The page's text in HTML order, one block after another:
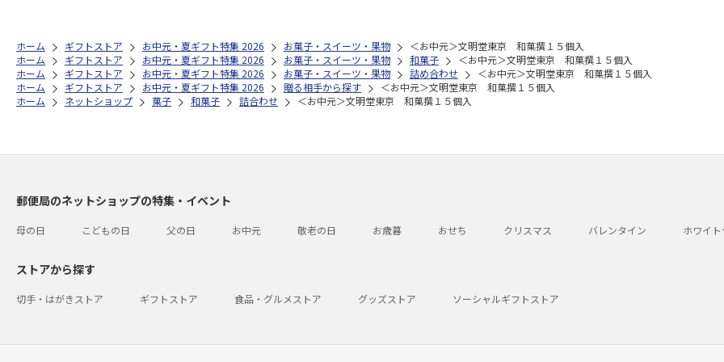
ホーム ギフトストア お中元・夏ギフト特集 2026 お菓子・スイーツ・果物
＜お中元＞文明堂東京 和菓撰１５個入
ホーム
ギフトストア お中元・夏ギフト特集 2026 お菓子・スイーツ・果物 和菓子
＜お中元＞文明堂東京 和菓撰１５個入
ホーム
ギフトストア お中元・夏ギフト特集 2026 お菓子・スイーツ・果物 詰め合わせ
＜お中元＞文明堂東京 和菓撰１５個入
ホーム
ギフトストア お中元・夏ギフト特集 2026 贈る相手から探す
＜お中元＞文明堂東京 和菓撰１５個入
ホーム
ネットショップ 菓子 和菓子 詰合わせ ＜お中元＞文明堂東京 和菓撰１５個入
郵便局のネットショップの特集・イベント
母の日 こどもの日 父の日 お中元 敬老の日 お歳暮 おせち クリスマス バレンタイン ホワイ
ストアから探す
切手・はがきストア ギフトストア 食品・グルメストア グッズストア ソーシャルギフトストア